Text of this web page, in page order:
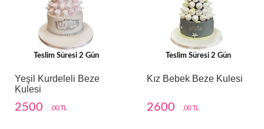
Teslim Süresi 2 Gün
Yeşil Kurdeleli Beze
Kulesi
2500 ,00 TL
Teslim Süresi 2 Gün
Kız Bebek Beze Kulesi
2600 ,00 TL